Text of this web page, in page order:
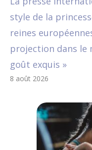
style de la
reines
projection dans le
goût exquis »
8 août 2026